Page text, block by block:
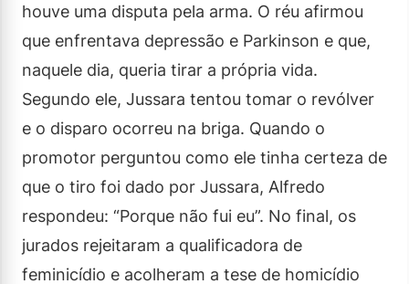
houve uma disputa pela arma. O réu afirmou
que enfrentava depressão e Parkinson e que,
naquele dia, queria tirar a própria vida.
Segundo ele, Jussara tentou tomar o revólver
e o disparo ocorreu na briga. Quando o
promotor perguntou como ele tinha certeza de
que o tiro foi dado por Jussara, Alfredo
respondeu: “Porque não fui eu”. No final, os
jurados rejeitaram a qualificadora de
feminicídio e acolheram a tese de homicídio